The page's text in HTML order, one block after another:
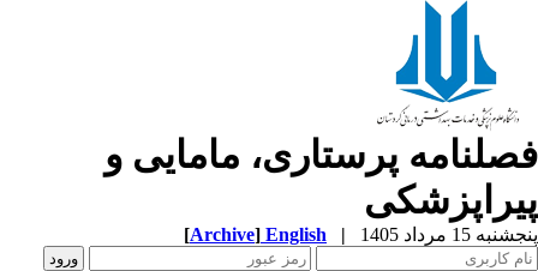
پرستاری، مامایی و
15 مرداد 1405 |
English
[Archive]